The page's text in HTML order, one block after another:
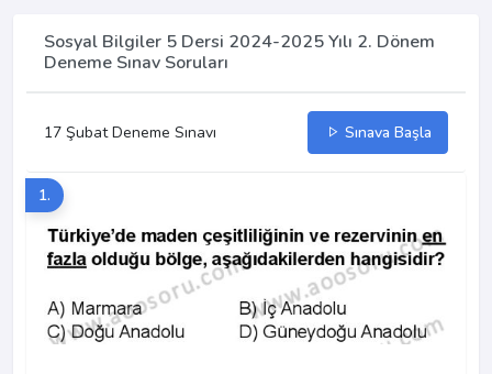
Sosyal Bilgiler 5 Dersi 2024-2025 Yılı 2. Dönem
Deneme Sınav Soruları
17 Şubat Deneme Sınavı Sınava Başla
1.